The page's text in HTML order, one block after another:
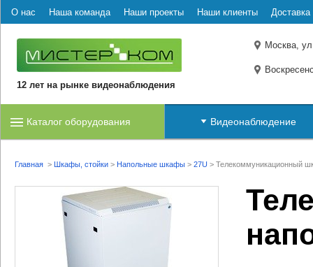
О нас Наша команда Наши проекты Наши клиенты Доставка
12 лет на рынке видеонаблюдения
Москва,
Каталог оборудования Видеонаблюдение
Главная > Шкафы, стойки > Напольные шкафы > 27U > Телекоммуникационный